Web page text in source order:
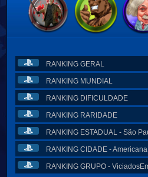
RANKING GERAL
RANKING MUNDIAL
RANKING DIFICULDADE
RANKING RARIDADE
RANKING ESTADUAL - São
RANKING CIDADE -
RANKING GRUPO -